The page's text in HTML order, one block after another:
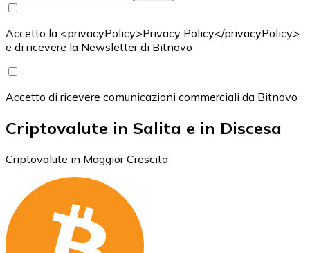
Accetto la <privacyPolicy>Privacy Policy</privacyPolicy>
e di ricevere la Newsletter di Bitnovo
Accetto di ricevere comunicazioni commerciali da Bitnovo
Criptovalute in Salita e in Discesa
Criptovalute in Maggior Crescita